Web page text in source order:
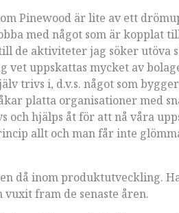
Pinewood är lite av ett
med något som är kopplat
de aktiviteter jag söker utöva
uppskattas mycket av
trivs i, d.v.s. något som
platta organisationer med
hjälps åt för att nå våra
allt och man får inte
då inom produktutveckling.
fram de senaste åren.